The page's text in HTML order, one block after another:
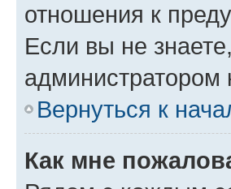
отношения к
Если вы не
Вернуться к
Как мне